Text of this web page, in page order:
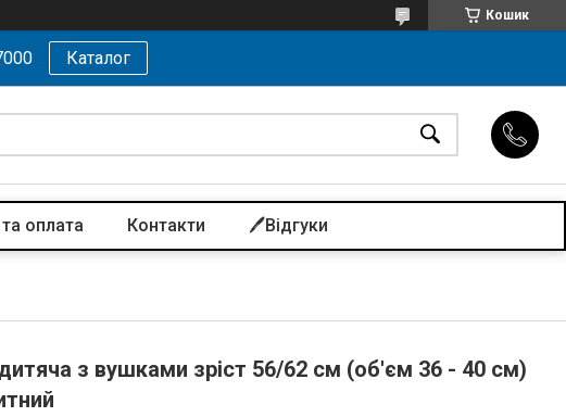
Кошик
Каталог
оплата Контакти 🖊️Відгуки
з вушками зріст 56/62 см (об'єм 36 - 40 см)